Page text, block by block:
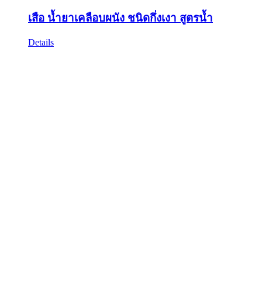
เสือ น้ำยาเคลือบผนัง ชนิดกึ่งเงา สูตรน้ำ
Details